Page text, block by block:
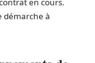
en cours.
démarche à